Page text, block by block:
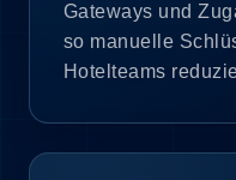
Gateways und
so manuelle
Hotelteams